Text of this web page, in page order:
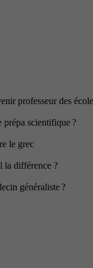
professeur des
prépa scientifique ?
le grec
la différence ?
généraliste ?